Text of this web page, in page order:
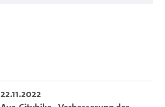
22.11.2022